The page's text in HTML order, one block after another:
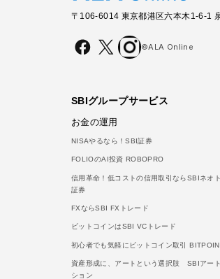
〒106-6014 東京都港区六本木1-6-1
©ALA Online
SBIグループサービス
お金の運用
NISAやるなら！SBI証券
FOLIOのAI投資 ROBOPRO
信用革命！低コストの信用取引ならSBIネオ
証券
FXならSBI FXトレード
ビットコインはSBI VCトレード
初心者でも気軽にビットコイン取引
資産形成に、アートという選択肢 SBIアー
ション